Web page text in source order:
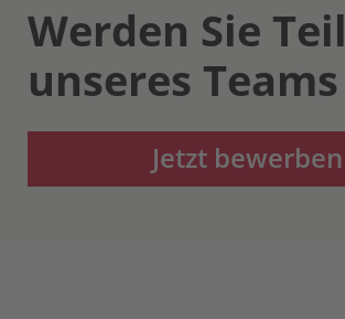
Werden Sie Teil
unseres Teams
Jetzt bewerben